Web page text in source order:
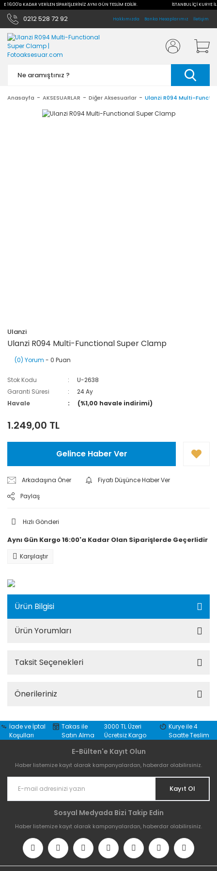
16:00'a KADAR VERİLEN SİPARİŞLERİNİZ AYNI GÜN TESLİM EDİLİR. İSTANBUL İÇİ KURYE
0212 528 72 92 Hakkımızda Banka Hesaplarımız İletişim
Anasayfa AKSESUARLAR Diğer Aksesuarlar Ulanzi R094 Multi-
Ulanzi
Ulanzi R094 Multi-Functional Super Clamp
(0) Yorum - 0 Puan
Stok Kodu
U-2638
Garanti Süresi
24 Ay
Havale
(%1,00 havale indirimi)
1.249,00 TL
Gelince Haber Ver
Arkadaşına Öner
Fiyatı Düşünce Haber Ver
Paylaş
Hızlı Gönderi
Aynı Gün Kargo 16:00'a Kadar Olan Siparişlerde Geçerlidir
Karşılaştır
Ürün Bilgisi
Ürün Yorumları
Taksit Seçenekleri
Önerileriniz
İade ve İptal
Koşulları
Takas ile
Satın Alma
3000 TL Üzeri
Ücretsiz Kargo
Kurye ile 4
Saatte Teslim
E-Bülten'e Kayıt Olun
Haber listemize kayıt olarak kampanyalardan, haberdar olabilirsiniz.
Kayıt Ol
Sosyal Medyada Bizi Takip Edin
Haber listemize kayıt olarak kampanyalardan, haberdar olabilirsiniz.